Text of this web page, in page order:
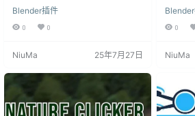
y插件为Blender用户带来了一种高
效的解决方案，通过程序化生成和
丰富的资产库，简化了3D城市建筑
键生成：简化工作流程，快速生成
用程序化技术，实现自动化的城市
筑、公园、道具等资产预设。 技术
规格 支持软件版本：支持Blende…
Blender插件
0 0
NiuMa 25年7月27日
丰富的
阴影效
以轻松
的细节
理库，
阴影效
0
NiuMa